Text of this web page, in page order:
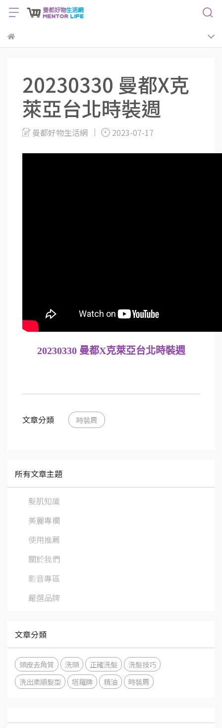
20230330 曼都X克
萊亞台北時裝週
曼都好物生活網 2023-07-17
20230330 曼都X克萊亞台北時裝週
文章分類 時裝周
所有文章主題
髮肌知識
美麗專欄
使用推薦
關於我們
影音專區
嚴選品牌
文章分類
頭皮去角質 洗頭 正確洗髮
洗髮技巧
洗出柔順髮型
塔羅牌 精油 時裝周